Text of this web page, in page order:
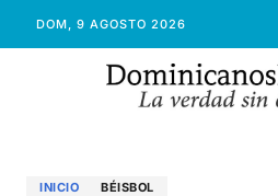
DOM, 9 AGOSTO 2026
INICIO BÉISBOL